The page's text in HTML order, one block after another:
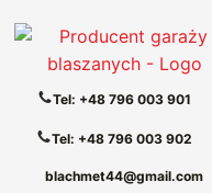
Tel: +48 796 003 901
Tel: +48 796 003 902
blachmet44@gmail.com